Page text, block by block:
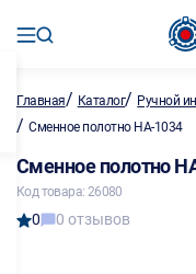
Главная/ Каталог/ Ручной
/ Сменное полотно НА-1034
Сменное полотно
Код товара: 26080
0 0 отзывов